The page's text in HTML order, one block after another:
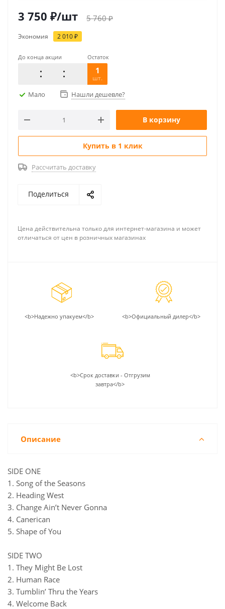
3 750 ₽/шт 5 760₽
Экономия 2 010₽
До конца акции Остаток
1
шт.
Мало Нашли дешевле?
В корзину
Купить в 1 клик
Рассчитать доставку
Поделиться
Цена действительна только для интернет-магазина и может
отличаться от цен в розничных магазинах
<b>Надежно упакуем</b> <b>Официальный дилер</b>
<b>Срок доставки - Отгрузим
завтра</b>
Описание
SIDE ONE
1. Song of the Seasons
2. Heading West
3. Change Ain’t Never Gonna
4. Canerican
5. Shape of You
SIDE TWO
1. They Might Be Lost
2. Human Race
3. Tumblin’ Thru the Years
4. Welcome Back